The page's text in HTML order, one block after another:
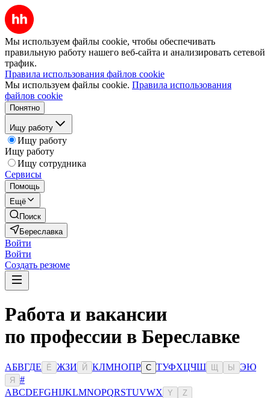
Мы используем файлы cookie, чтобы обеспечивать
правильную работу нашего веб-сайта и анализировать сетевой
трафик.
Правила использования файлов cookie
Мы используем файлы cookie. Правила использования
файлов cookie
Понятно
Ищу работу
Ищу работу
Ищу работу
Ищу сотрудника
Сервисы
Помощь
Ещё
Поиск
Береславка
Войти
Войти
Создать резюме
Работа и вакансии
по профессии в Береславке
АБВГДЕ Ё ЖЗИ Й КЛМНОПР С ТУФХЦЧШ Ы ЭЮ
Я
#
ABCDEFGHIJKLMNOPQRSTUVWX Y Z